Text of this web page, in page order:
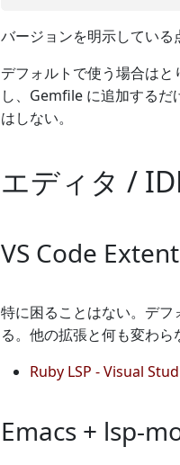
バージョンを明示してい
デフォルトで使う場合は
し、Gemfile に追加する
はしない。
エディタ /
VS Code
特に困ることはない。デ
る。他の拡張と何も変わら
Ruby LSP - Visual
Emacs + lsp-